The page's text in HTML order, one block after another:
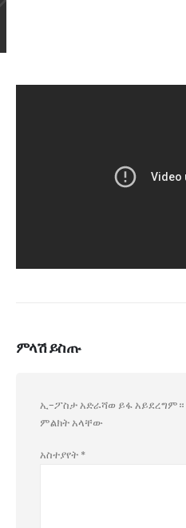
ምላሽ ይስጡ
ኢ-ፖስታ አድራሻወ ይፋ አይደረግም።
ምልክት አላቸው
አስተያየት *